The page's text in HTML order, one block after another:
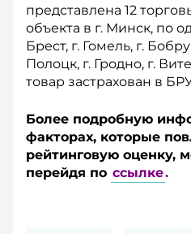
представлена 12
объекта в г. Минск, по
Брест, г. Гомель, г.
Полоцк, г. Гродно, г.
товар застрахован в
Более подробную
факторах, которые
рейтинговую оценку,
перейдя по ссылке.